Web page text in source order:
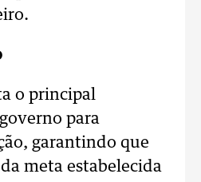
o principal
para
garantindo que
meta estabelecida